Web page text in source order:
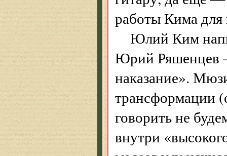
работы Кима для
Юлий Ким
Юрий Ряшенцев
наказание».
трансформации
говорить не
внутри